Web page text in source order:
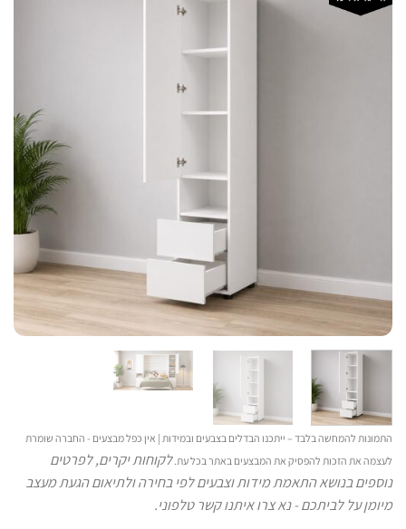
התמונות להמחשה בלבד – ייתכנו הבדלים בצבעים ובמידות | אין כפל מבצעים - החברה שומרת
לעצמה את הזכות להפסיק את המבצעים באתר בכל עת.לקוחות יקרים, לפרטים
נוספים בנושא התאמת מידות וצבעים לפי בחירה ולתיאום הגעת מעצב
מיומן על לביתכם - נא צרו איתנו קשר טלפוני.